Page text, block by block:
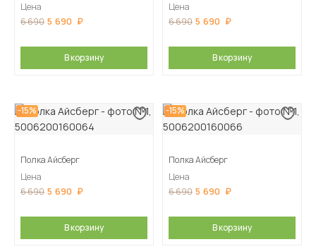
Цена
6 690 5 690
В корзину
Цена
6 690 5 690
В корзину
-15%
Полка Айсберг
Цена
6 690 5 690
В корзину
-15%
Полка Айсберг
Цена
6 690 5 690
В корзину